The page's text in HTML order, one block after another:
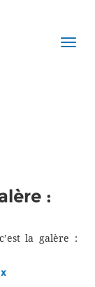
:
la galère :